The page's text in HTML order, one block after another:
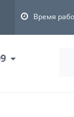
Время